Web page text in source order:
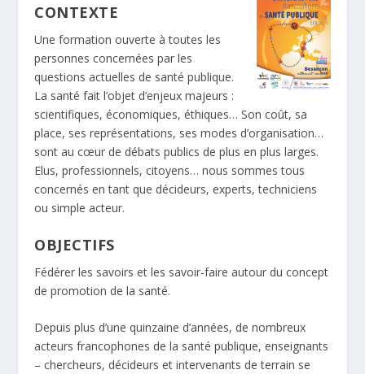
CONTEXTE
Une formation ouverte à toutes les
personnes concernées par les
questions actuelles de santé publique.
La santé fait l’objet d’enjeux majeurs :
scientifiques, économiques, éthiques… Son coût, sa
place, ses représentations, ses modes d’organisation…
sont au cœur de débats publics de plus en plus larges.
Elus, professionnels, citoyens… nous sommes tous
concernés en tant que décideurs, experts, techniciens
ou simple acteur.
OBJECTIFS
Fédérer les savoirs et les savoir-faire autour du concept
de promotion de la santé.
Depuis plus d’une quinzaine d’années, de nombreux
acteurs francophones de la santé publique, enseignants
– chercheurs, décideurs et intervenants de terrain se